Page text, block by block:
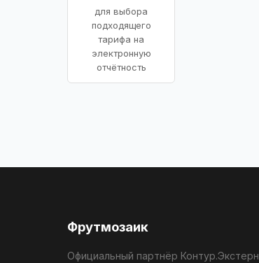
для выбора
подходящего
тарифа на
электронную
отчётность
Фрутмозаик
Официальный партнёр Контур.Экстерн